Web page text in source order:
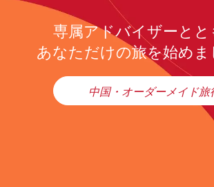
専属アドバイザーとと
あなただけの旅を始めま
中国・オーダーメイド旅